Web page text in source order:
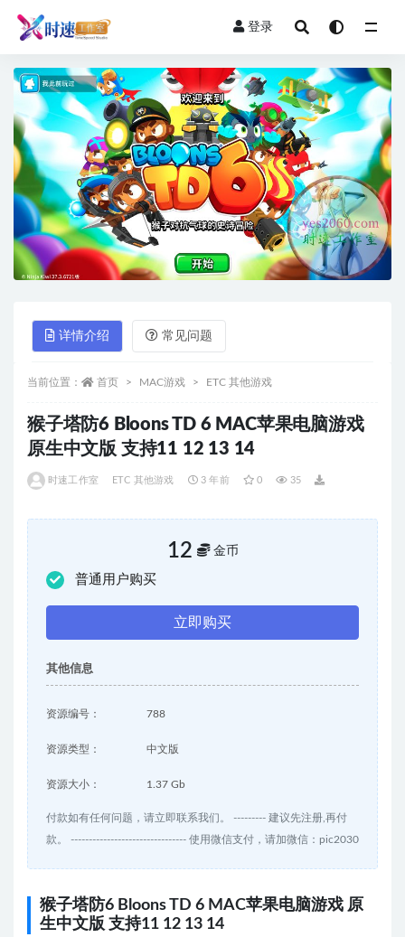
登录
详情介绍 常见问题
当前位置： 首页 MAC游戏 ETC 其他游戏
猴子塔防6 Bloons TD 6 MAC苹果电脑游戏
原生中文版 支持11 12 13 14
时速工作室 ETC 其他游戏 3 年前 0 35
12 金币
普通用户购买
立即购买
其他信息
资源编号： 788
资源类型： 中文版
资源大小： 1.37 Gb
付款如有任何问题，请立即联系我们。 --------- 建议先注册,再付
款。 -------------------------------- 使用微信支付，请加微信：pic2030
猴子塔防6 Bloons TD 6 MAC苹果电脑游戏 原
生中文版 支持11 12 13 14